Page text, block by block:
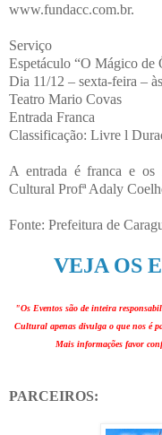
www.fundacc.com.br.
Serviço
Espetáculo “O Mágico
Dia 11/12 – sexta-feira –
Teatro Mario Covas
Entrada Franca
Classificação: Livre l
A entrada é franca e os
Cultural Profª Adaly
Fonte: Prefeitura de
VEJA OS
"Os Eventos são de inteira
Cultural apenas divulga o que nos é
Mais informações favor
PARCEIROS: